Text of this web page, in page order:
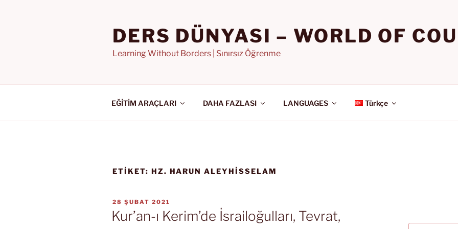
DERS DÜNYASI – WORLD OF
Learning Without Borders | Sınırsız Öğrenme
EĞİTİM ARAÇLARI DAHA FAZLASI LANGUAGES Türkçe
ETIKET: HZ. HARUN ALEYHISSELAM
YAYIM
TARIHI
28 ŞUBAT 2021
Kur’an-ı Kerim’de İsrailoğulları, Tevrat,